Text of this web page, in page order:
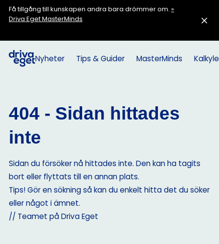
Få tillgång till kunskapen andra bara drömmer om. »
Driva Eget MasterMinds
Nyheter Tips & Guider MasterMinds
404 - Sidan hittades
inte
Sidan du försöker nå hittades inte. Den kan ha tagits
bort eller flyttats till en annan plats.
Tips! Gör en sökning så kan du enkelt hitta det du söker
eller något i ämnet.
// Teamet på Driva Eget